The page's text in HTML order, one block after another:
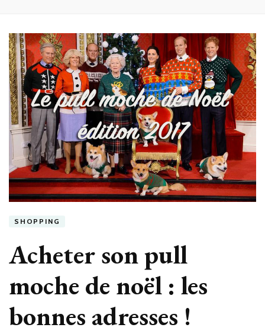
SHOPPING
Acheter son pull
moche de noël : les
bonnes adresses !